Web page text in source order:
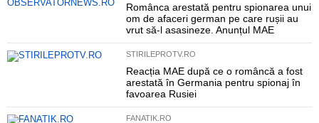
Românca arestată pentru spionarea unui
om de afaceri german pe care rușii au
vrut să-l asasineze. Anunțul MAE
STIRILEPROTV.RO
Reacția MAE după ce o româncă a fost
arestată în Germania pentru spionaj în
favoarea Rusiei
FANATIK.RO